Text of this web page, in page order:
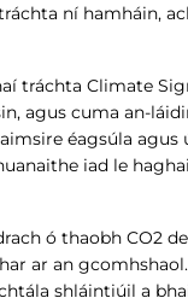
ní hamháin,
tráchta Climate
agus cuma an-
éagsúla
iad le
ó thaobh CO2
ar an
shláintiúil a